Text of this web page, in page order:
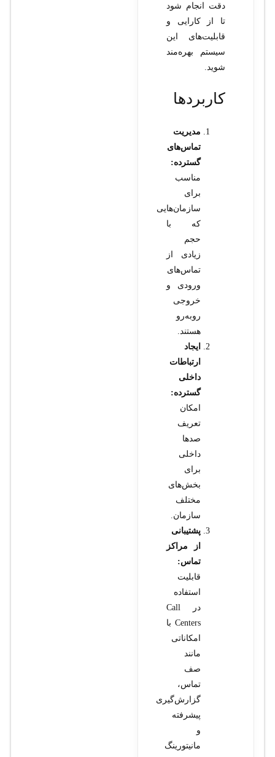
دقت انجام شود
تا از کارایی و
قابلیت‌های این
سیستم بهره‌مند
شوید.
کاربردها
مدیریت
تماس‌های
گسترده:
مناسب
برای
سازمان‌هایی
که با
حجم
زیادی از
تماس‌های
ورودی و
خروجی
روبه‌رو
هستند.
ایجاد
ارتباطات
داخلی
گسترده:
امکان
تعریف
صدها
داخلی
برای
بخش‌های
مختلف
سازمان.
پشتیبانی
از مراکز
تماس:
قابلیت
استفاده
در Call
Centers با
امکاناتی
مانند
صف
تماس،
گزارش‌گیری
پیشرفته
و
مانیتورینگ